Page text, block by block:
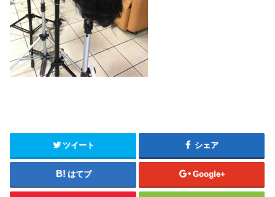
ツイート シェア
はてブ Google+